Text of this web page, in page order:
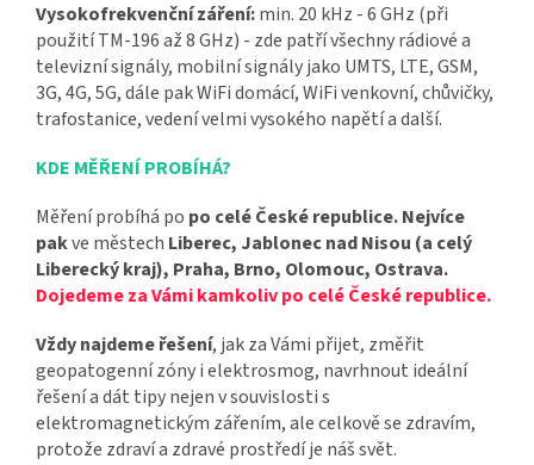
Vysokofrekvenční záření:min. 20 kHz - 6 GHz (při
použití TM-196 až 8 GHz) - zde patří všechny rádiové a
televizní signály, mobilní signály jako UMTS, LTE, GSM,
3G, 4G, 5G, dále pak WiFi domácí, WiFi venkovní, chůvičky,
trafostanice, vedení velmi vysokého napětí a další.
KDE MĚŘENÍ PROBÍHÁ?
Měřeníprobíhá po po celé České republice. Nejvíce
pakve městech Liberec, Jablonec nad Nisou (a celý
Liberecký kraj), Praha, Brno, Olomouc, Ostrava.
Dojedeme za Vámikamkoliv po celé České republice.
Vždy najdeme řešení, jak za Vámi přijet, změřit
geopatogenní zóny i elektrosmog, navrhnout ideální
řešení a dát tipy nejen v souvislosti s
elektromagnetickým zářením, ale celkově se zdravím,
protože zdraví a zdravé prostředí je náš svět.